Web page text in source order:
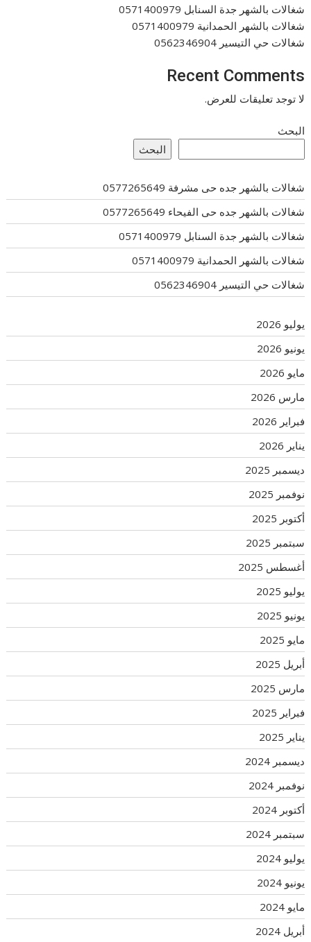
شغالات بالشهر جدة السنابل 0571400979
شغالات بالشهر الحمدانية 0571400979
شغالات حي التيسير 0562346904
Recent Comments
لا توجد تعليقات للعرض.
البحث
البحث
شغالات بالشهر جده حى مشرفة 0577265649
شغالات بالشهر جده حى الفيحاء 0577265649
شغالات بالشهر جدة السنابل 0571400979
شغالات بالشهر الحمدانية 0571400979
شغالات حي التيسير 0562346904
يوليو 2026
يونيو 2026
مايو 2026
مارس 2026
فبراير 2026
يناير 2026
ديسمبر 2025
نوفمبر 2025
أكتوبر 2025
سبتمبر 2025
أغسطس 2025
يوليو 2025
يونيو 2025
مايو 2025
أبريل 2025
مارس 2025
فبراير 2025
يناير 2025
ديسمبر 2024
نوفمبر 2024
أكتوبر 2024
سبتمبر 2024
يوليو 2024
يونيو 2024
مايو 2024
أبريل 2024